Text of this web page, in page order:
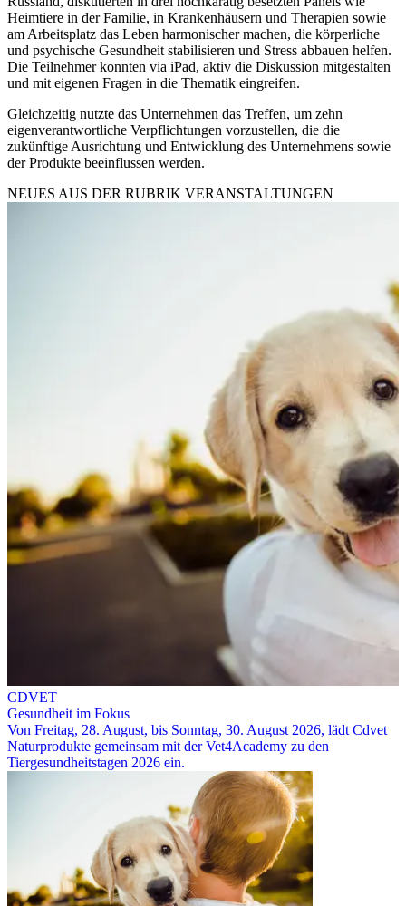
Heimtiere in der Familie, in Krankenhäusern und Therapien sowie
am Arbeitsplatz das Leben harmonischer machen, die körperliche
und psychische Gesundheit stabilisieren und Stress abbauen helfen.
Die Teilnehmer konnten via iPad, aktiv die Diskussion mitgestalten
und mit eigenen Fragen in die Thematik eingreifen.
Gleichzeitig nutzte das Unternehmen das Treffen, um zehn
eigenverantwortliche Verpflichtungen vorzustellen, die die
zukünftige Ausrichtung und Entwicklung des Unternehmens sowie
der Produkte beeinflussen werden.
NEUES AUS DER RUBRIK VERANSTALTUNGEN
CDVET
Gesundheit im Fokus
Von Freitag, 28. August, bis Sonntag, 30. August 2026, lädt Cdvet
Naturprodukte gemeinsam mit der Vet4Academy zu den
Tiergesundheitstagen 2026 ein.